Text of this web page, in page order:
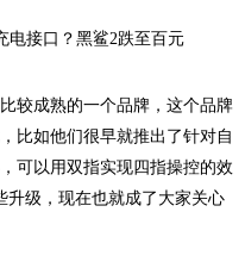
较成熟的一个品牌，这个品牌
比如他们很早就推出了针对自
可以用双指实现四指操控的效
升级，现在也就成了大家关心